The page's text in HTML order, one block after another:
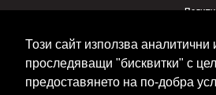
Този сайт използва аналитични
проследяващи "бисквитки" с цел
предоставянето на по-добра
Общи